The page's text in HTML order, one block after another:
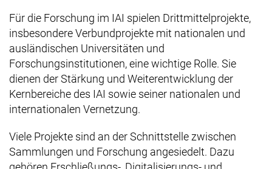
Für die Forschung im IAI spielen Drittmittelprojekte,
insbesondere Verbundprojekte mit nationalen und
ausländischen Universitäten und
Forschungsinstitutionen, eine wichtige Rolle. Sie
dienen der Stärkung und Weiterentwicklung der
Kernbereiche des IAI sowie seiner nationalen und
internationalen Vernetzung.
Viele Projekte sind an der Schnittstelle zwischen
Sammlungen und Forschung angesiedelt. Dazu